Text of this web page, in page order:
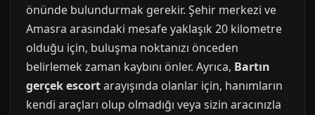
önünde bulundurmak gerekir. Şehir merkezi ve
Amasra arasındaki mesafe yaklaşık 20 kilometre
olduğu için, buluşma noktanızı önceden
belirlemek zaman kaybını önler. Ayrıca, Bartın
gerçek escortarayışında olanlar için, hanımların
kendi araçları olup olmadığı veya sizin aracınızla